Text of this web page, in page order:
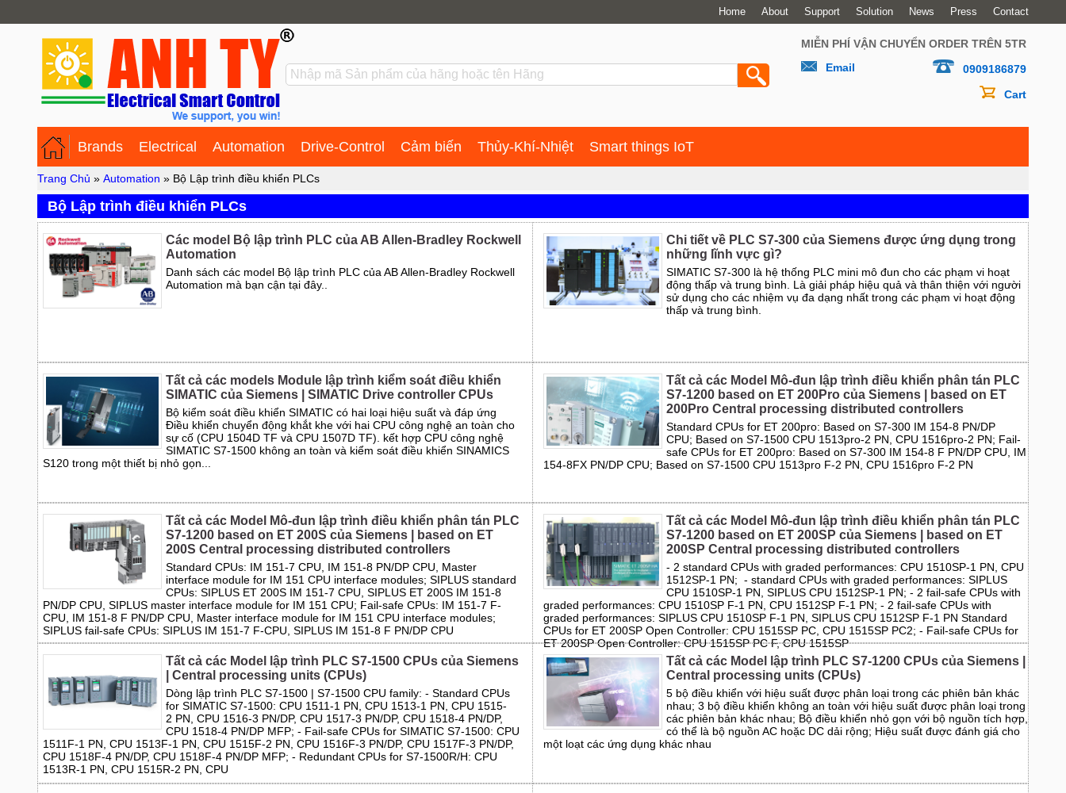
Home About Support Solution News Press Contact
MIỄN PHÍ VẬN CHUYỂN ORDER TRÊN 5TR
Email
0909186879
Cart
Brands Electrical Automation Drive-Control Cảm biến Thủy-Khí-Nhiệt Smart things IoT
Trang Chủ » Automation » Bộ Lập trình điều khiển PLCs
Bộ Lập trình điều khiển PLCs
Các model Bộ lập trình PLC của AB Allen-Bradley Rockwell
Automation
Danh sách các model Bộ lập trình PLC của AB Allen-Bradley Rockwell
Automation mà bạn cận tại đây..
Chi tiết về PLC S7-300 của Siemens được ứng dụng trong
những lĩnh vực gì?
SIMATIC S7-300 là hệ thống PLC mini mô đun cho các phạm vi hoạt
động thấp và trung bình. Là giải pháp hiệu quả và thân thiện với người
sử dụng cho các nhiệm vụ đa dạng nhất trong các phạm vi hoạt động
thấp và trung bình.
Tất cả các models Module lập trình kiểm soát điều khiển
SIMATIC của Siemens | SIMATIC Drive controller CPUs
Bộ kiểm soát điều khiển SIMATIC có hai loại hiệu suất và đáp ứng
Điều khiển chuyển động khắt khe với hai CPU công nghệ an toàn cho
sự cố (CPU 1504D TF và CPU 1507D TF). kết hợp CPU công nghệ
SIMATIC S7-1500 không an toàn và kiểm soát điều khiển SINAMICS
S120 trong một thiết bị nhỏ gọn...
Tất cả các Model Mô-đun lập trình điều khiển phân tán PLC
S7-1200 based on ET 200Pro của Siemens | based on ET
200Pro Central processing distributed controllers
Standard CPUs for ET 200pro: Based on S7-300 IM 154-8 PN/DP
CPU; Based on S7-1500 CPU 1513pro-2 PN, CPU 1516pro-2 PN; Fail-
safe CPUs for ET 200pro: Based on S7-300 IM 154-8 F PN/DP CPU, IM
154-8FX PN/DP CPU; Based on S7-1500 CPU 1513pro F-2 PN, CPU 1516pro F-2 PN
Tất cả các Model Mô-đun lập trình điều khiển phân tán PLC
S7-1200 based on ET 200S của Siemens | based on ET
200S Central processing distributed controllers
Standard CPUs: IM 151-7 CPU, IM 151-8 PN/DP CPU, Master
interface module for IM 151 CPU interface modules; SIPLUS standard
CPUs: SIPLUS ET 200S IM 151-7 CPU, SIPLUS ET 200S IM 151-8
PN/DP CPU, SIPLUS master interface module for IM 151 CPU; Fail-safe CPUs: IM 151-7 F-
CPU, IM 151-8 F PN/DP CPU, Master interface module for IM 151 CPU interface modules;
SIPLUS fail-safe CPUs: SIPLUS IM 151-7 F-CPU, SIPLUS IM 151-8 F PN/DP CPU
Tất cả các Model Mô-đun lập trình điều khiển phân tán PLC
S7-1200 based on ET 200SP của Siemens | based on ET
200SP Central processing distributed controllers
- 2 standard CPUs with graded performances: CPU 1510SP-1 PN, CPU
1512SP-1 PN; - standard CPUs with graded performances: SIPLUS
CPU 1510SP-1 PN, SIPLUS CPU 1512SP-1 PN; - 2 fail-safe CPUs with
graded performances: CPU 1510SP F-1 PN, CPU 1512SP F-1 PN; - 2 fail-safe CPUs with
graded performances: SIPLUS CPU 1510SP F-1 PN, SIPLUS CPU 1512SP F-1 PN Standard
CPUs for ET 200SP Open Controller: CPU 1515SP PC, CPU 1515SP PC2; - Fail-safe CPUs for
ET 200SP Open Controller: CPU 1515SP PC F, CPU 1515SP
Tất cả các Model lập trình PLC S7-1500 CPUs của Siemens
| Central processing units (CPUs)
Dòng lập trình PLC S7-1500 | S7-1500 CPU family: - Standard CPUs
for SIMATIC S7-1500: CPU 1511-1 PN, CPU 1513-1 PN, CPU 1515-
2 PN, CPU 1516-3 PN/DP, CPU 1517-3 PN/DP, CPU 1518-4 PN/DP,
CPU 1518-4 PN/DP MFP; - Fail-safe CPUs for SIMATIC S7-1500: CPU
1511F-1 PN, CPU 1513F-1 PN, CPU 1515F-2 PN, CPU 1516F-3 PN/DP, CPU 1517F-3 PN/DP,
CPU 1518F-4 PN/DP, CPU 1518F-4 PN/DP MFP; - Redundant CPUs for S7-1500R/H: CPU
1513R-1 PN, CPU 1515R-2 PN, CPU
Tất cả các Model lập trình PLC S7-1200 CPUs của Siemens |
Central processing units (CPUs)
5 bộ điều khiển với hiệu suất được phân loại trong các phiên bản khác
nhau; 3 bộ điều khiển không an toàn với hiệu suất được phân loại trong
các phiên bản khác nhau; Bộ điều khiển nhỏ gọn với bộ nguồn tích hợp,
có thể là bộ nguồn AC hoặc DC dải rộng; Hiệu suất được đánh giá cho
một loạt các ứng dụng khác nhau